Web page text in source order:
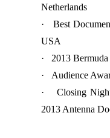
Netherlands
·
Best
USA
·
2013
·
Audience
·
Closing
2013 Antenna